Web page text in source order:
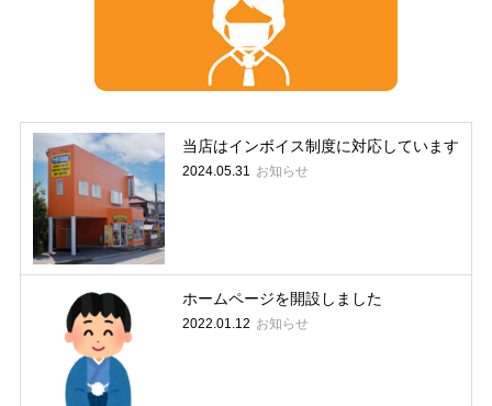
当店はインボイス制度に対応しています
2024.05.31 お知らせ
ホームページを開設しました
2022.01.12 お知らせ